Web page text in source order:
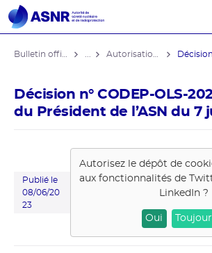
Décision n° CODEP-OLS-
du Président de l’ASN du 7
Publié le
08/06/20
23
Autorisez le dépôt de
aux fonctionnalités de
LinkedIn?
Oui